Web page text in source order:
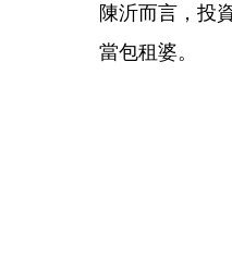
陳沂而言，投
當包租婆。